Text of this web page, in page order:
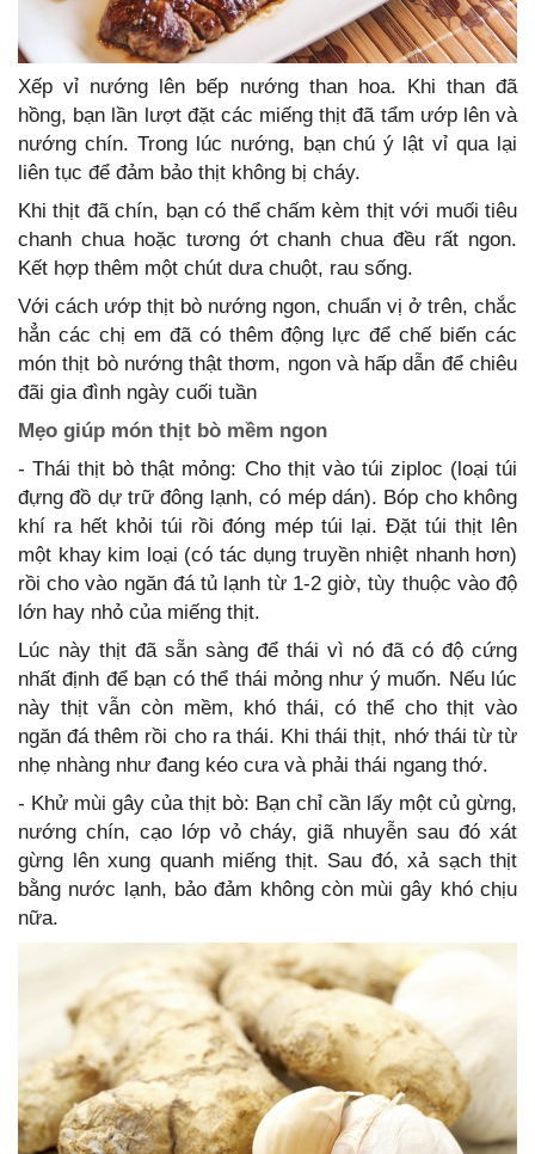
Xếp vỉ nướng lên bếp nướng than hoa. Khi than đã
hồng, bạn lần lượt đặt các miếng thịt đã tẩm ướp lên và
nướng chín. Trong lúc nướng, bạn chú ý lật vỉ qua lại
liên tục để đảm bảo thịt không bị cháy.
Khi thịt đã chín, bạn có thể chấm kèm thịt với muối tiêu
chanh chua hoặc tương ớt chanh chua đều rất ngon.
Kết hợp thêm một chút dưa chuột, rau sống.
Với cách ướp thịt bò nướng ngon, chuẩn vị ở trên, chắc
hẳn các chị em đã có thêm động lực để chế biến các
món thịt bò nướng thật thơm, ngon và hấp dẫn để chiêu
đãi gia đình ngày cuối tuần
Mẹo giúp món thịt bò mềm ngon
- Thái thịt bò thật mỏng: Cho thịt vào túi ziploc (loại túi
đựng đồ dự trữ đông lạnh, có mép dán). Bóp cho không
khí ra hết khỏi túi rồi đóng mép túi lại. Đặt túi thịt lên
một khay kim loại (có tác dụng truyền nhiệt nhanh hơn)
rồi cho vào ngăn đá tủ lạnh từ 1-2 giờ, tùy thuộc vào độ
lớn hay nhỏ của miếng thịt.
Lúc này thịt đã sẵn sàng để thái vì nó đã có độ cứng
nhất định để bạn có thể thái mỏng như ý muốn. Nếu lúc
này thịt vẫn còn mềm, khó thái, có thể cho thịt vào
ngăn đá thêm rồi cho ra thái. Khi thái thịt, nhớ thái từ từ
nhẹ nhàng như đang kéo cưa và phải thái ngang thớ.
- Khử mùi gây của thịt bò: Bạn chỉ cần lấy một củ gừng,
nướng chín, cạo lớp vỏ cháy, giã nhuyễn sau đó xát
gừng lên xung quanh miếng thịt. Sau đó, xả sạch thịt
bằng nước lạnh, bảo đảm không còn mùi gây khó chịu
nữa.